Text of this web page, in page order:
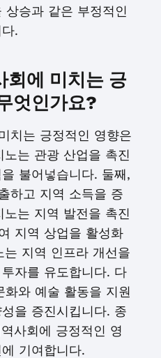
승과 같은 부정적인
.
회에 미치는 긍
엇인가요?
치는 긍정적인 영향은
는 관광 산업을 촉진
불어넣습니다. 둘째,
하고 지역 소득을 증
는 지역 발전을 촉진
지역 상업을 활성화
지역 인프라 개선을
자를 유도합니다. 다
와 예술 활동을 지원
을 증진시킵니다. 종
사회에 긍정적인 영
기여합니다.